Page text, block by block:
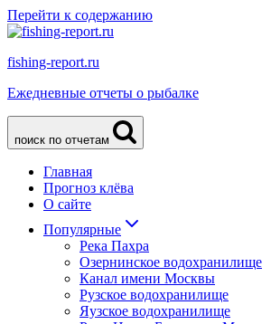
Перейти к содержанию
fishing-report.ru
Ежедневные отчеты о рыбалке
поиск по отчетам
Главная
Прогноз клёва
О сайте
Популярные
Река Пахра
Озернинское водохранилище
Канал имени Москвы
Рузское водохранилище
Яузское водохранилище